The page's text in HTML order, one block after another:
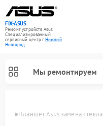
FIX-ASUS
Ремонт устройств Asus
Специализированный
cервисный центр г.Нижний
Новгород
Мы ремонтируем
Планшет Asus замена стекла